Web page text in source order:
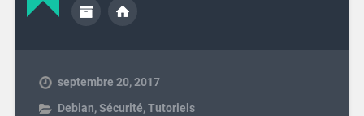
septembre 20, 2017
Debian,Sécurité,Tutoriels